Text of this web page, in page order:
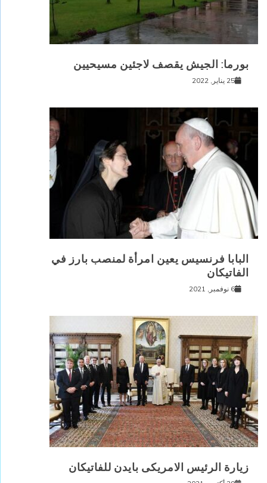
بورما: الجيش يقصف لاجئين مسيحيين
25 يناير, 2022
البابا فرنسيس يعين امرأة لمنصب بارز في
الفاتيكان
6 نوفمبر, 2021
زيارة الرئيس الامريكى بايدن للفاتيكان